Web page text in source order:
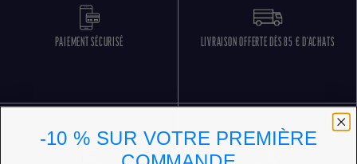
PAIEMENT SÉCURISÉ LIVRAISON OFFERTE DÈS 85 € D'ACHATS
-10 % SUR VOTRE PREMIÈRE